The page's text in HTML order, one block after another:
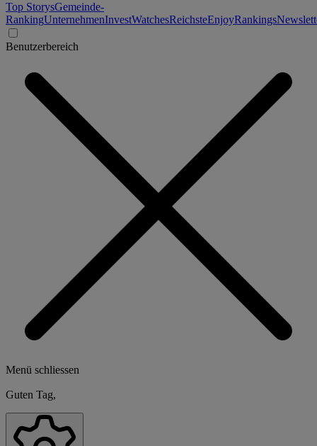
Top StorysGemeinde-
RankingUnternehmenInvestWatchesReichsteEnjoyRankings
Benutzerbereich
Menü schliessen
Guten Tag,